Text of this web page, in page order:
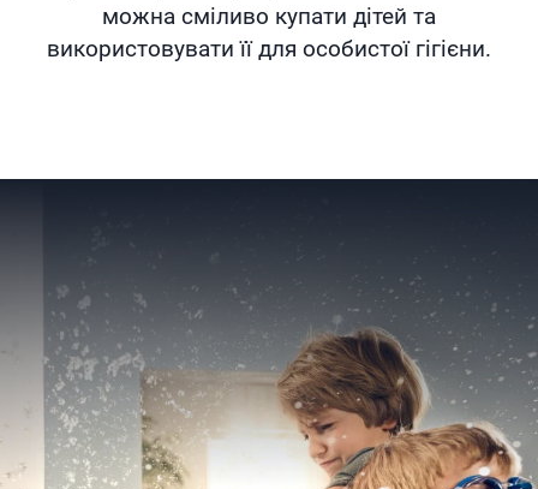
можна сміливо купати дітей та
використовувати її для особистої гігієни.